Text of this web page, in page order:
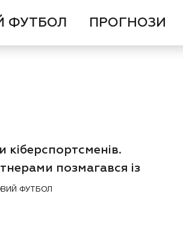
ФУТБОЛ ПРОГНОЗИ
кіберспортсменів.
позмагався із
ФУТБОЛ